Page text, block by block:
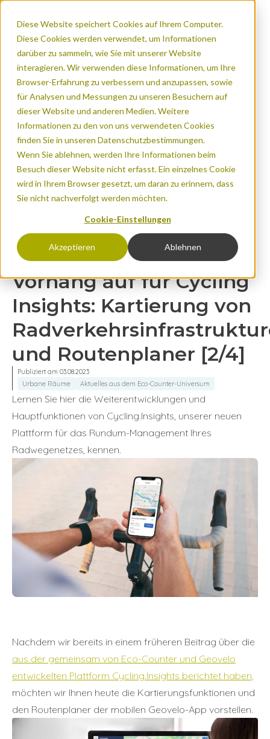
Diese Website speichert Cookies auf Ihrem Computer.
Diese Cookies werden verwendet, um Informationen
darüber zu sammeln, wie Sie mit unserer Website
interagieren. Wir verwenden diese Informationen, um Ihre
Browser-Erfahrung zu verbessern und anzupassen, sowie
für Analysen und Messungen zu unseren Besuchern auf
dieser Website und anderen Medien. Weitere
Informationen zu den von uns verwendeten Cookies
finden Sie in unseren Datenschutzbestimmungen.
Wenn Sie ablehnen, werden Ihre Informationen beim
Besuch dieser Website nicht erfasst. Ein einzelnes Cookie
wird in Ihrem Browser gesetzt, um daran zu erinnern, dass
Sie nicht nachverfolgt werden möchten.
Cookie-Einstellungen
Akzeptieren Ablehnen
Willkommen
Ressourcen & News
News
Vorhang auf für Cycling Insights: Kartierung
von Radverkehrsinfrastrukturen und
Routenplaner [2/4]
Vorhang auf für Cycling
Insights: Kartierung von
und Routenplaner [2/4]
Publiziert am 03.08.2023
Urbane Räume
Aktuelles aus dem Eco-Counter-Universum
Lernen Sie hier die Weiterentwicklungen und
Hauptfunktionen von Cycling.Insights, unserer neuen
Plattform für das Rundum-Management Ihres
Radwegenetzes, kennen.
Nachdem wir bereits in einem früheren Beitrag über die
aus der gemeinsam von Eco-Counter und Geovelo
entwickelten Plattform Cycling.Insights berichtet haben,
möchten wir Ihnen heute die Kartierungsfunktionen und
den Routenplaner der mobilen Geovelo-App vorstellen.